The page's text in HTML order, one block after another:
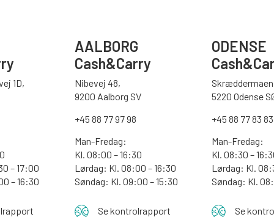
1D,
– 17:00
– 16:30
AALBORG
Cash&Carry
Nibevej 48,
9200 Aalborg SV
+45 88 77 97 98
Man-Fredag:
Kl. 08:00 – 16:30
Lørdag: Kl. 08:00 – 16:30
Søndag: Kl. 09:00 – 15:30
Se kontrolrapport
ODENSE
5220 Odense
+45 88 77 83 83
Man-Fredag:
Kl. 08:30 –
Lørdag: Kl.
Søndag: Kl.
Se